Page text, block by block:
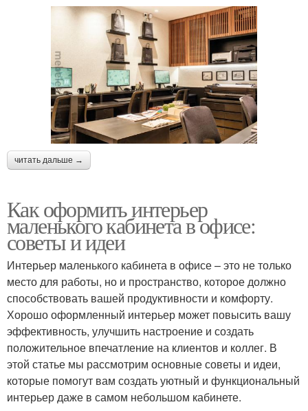
читать дальше →
Как оформить интерьер
маленького кабинета в офисе:
советы и идеи
Интерьер маленького кабинета в офисе – это не только
место для работы, но и пространство, которое должно
способствовать вашей продуктивности и комфорту.
Хорошо оформленный интерьер может повысить вашу
эффективность, улучшить настроение и создать
положительное впечатление на клиентов и коллег. В
этой статье мы рассмотрим основные советы и идеи,
которые помогут вам создать уютный и функциональный
интерьер даже в самом небольшом кабинете.